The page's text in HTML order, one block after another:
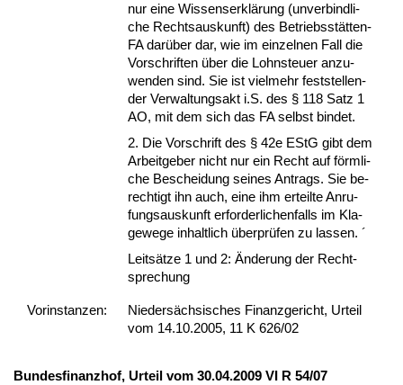
nur ei­ne Wis­sens­erklärung (un­ver­bind­li­
che Rechts­aus­kunft) des Be­triebsstätten-
FA darüber dar, wie im ein­zel­nen Fall die
Vor­schrif­ten über die Lohn­steu­er an­zu­
wen­den sind. Sie ist viel­mehr fest­stel­len­
der Ver­wal­tungs­akt i.S. des § 118 Satz 1
AO, mit dem sich das FA selbst bin­det.
2. Die Vor­schrift des § 42e EStG gibt dem
Ar­beit­ge­ber nicht nur ein Recht auf förm­li­
che Be­schei­dung sei­nes An­trags. Sie be­
rech­tigt ihn auch, ei­ne ihm er­teil­te An­ru­
fungs­aus­kunft er­for­der­li­chen­falls im Kla­
ge­we­ge in­halt­lich über­prüfen zu las­sen. ´
Leitsätze 1 und 2: Ände­rung der Recht­
spre­chung
Vor­ins­tan­zen:
Niedersächsisches Finanzgericht, Urteil
vom 14.10.2005, 11 K 626/02
Bun­des­fi­nanz­hof, Ur­teil vom 30.04.2009 VI R 54/07